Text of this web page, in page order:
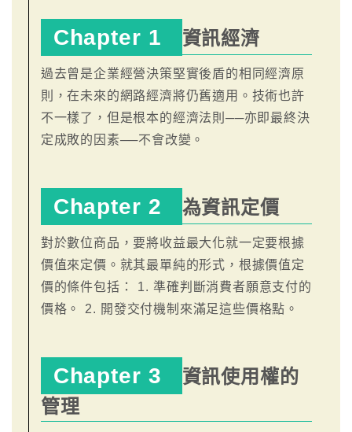
Chapter 1 資訊經濟
過去曾是企業經營決策堅實後盾的相同經濟原
則，在未來的網路經濟將仍舊適用。技術也許
不一樣了，但是根本的經濟法則──亦即最終決
定成敗的因素──不會改變。
Chapter 2 為資訊定價
對於數位商品，要將收益最大化就一定要根據
價值來定價。就其最單純的形式，根據價值定
價的條件包括： 1. 準確判斷消費者願意支付的
價格。 2. 開發交付機制來滿足這些價格點。
Chapter 3
資訊使用權的
管理